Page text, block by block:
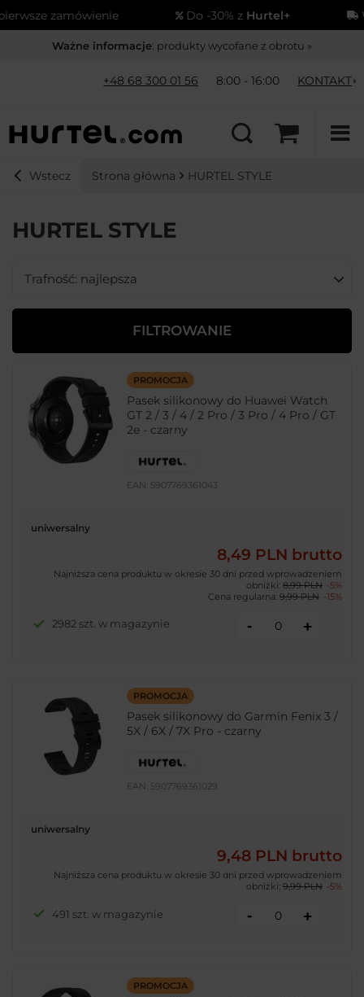
zamówienie Do -30% zHurtel+
Ważne informacje: produkty wycofane z obrotu »
+48 68 300 01 56 8:00 - 16:00 KONTAKT
Wstecz Strona główna HURTEL STYLE
HURTEL STYLE
Zmień sortowanie
Trafność: najlepsza
FILTROWANIE
PROMOCJA
Pasek silikonowy do Huawei Watch
GT 2 / 3 / 4 / 2 Pro / 3 Pro / 4 Pro / GT
2e - czarny
EAN: 5907769361043
uniwersalny
8,49 PLN brutto
Najniższa cena produktu w okresie 30 dni przed wprowadzeniem
obniżki: 8,99 PLN -5%
Cena regularna: 9,99 PLN -15%
2982 szt. w magazynie - +
PROMOCJA
Pasek silikonowy do Garmin Fenix 3 /
5X / 6X / 7X Pro - czarny
EAN: 5907769361029
uniwersalny
9,48 PLN brutto
Najniższa cena produktu w okresie 30 dni przed wprowadzeniem
obniżki: 9,99 PLN -5%
491 szt. w magazynie - +
PROMOCJA